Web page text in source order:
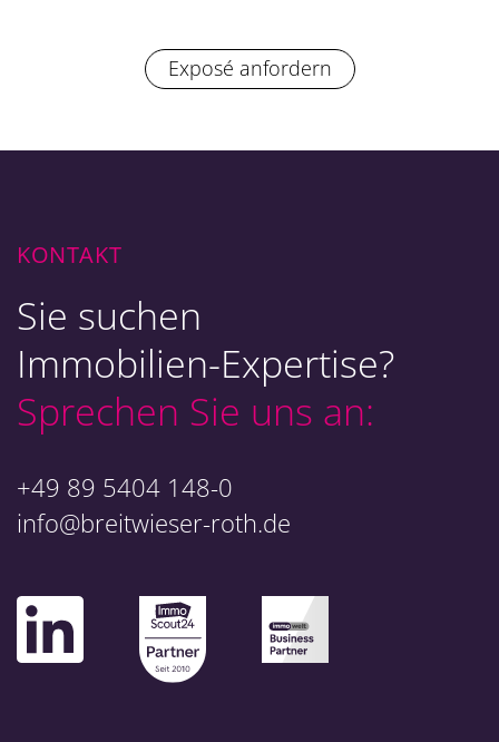
Exposé anfordern
KONTAKT
Sie suchen
Immobilien-Expertise?
Sprechen Sie uns an:
+49 89 5404 148-0
info@breitwieser-roth.de